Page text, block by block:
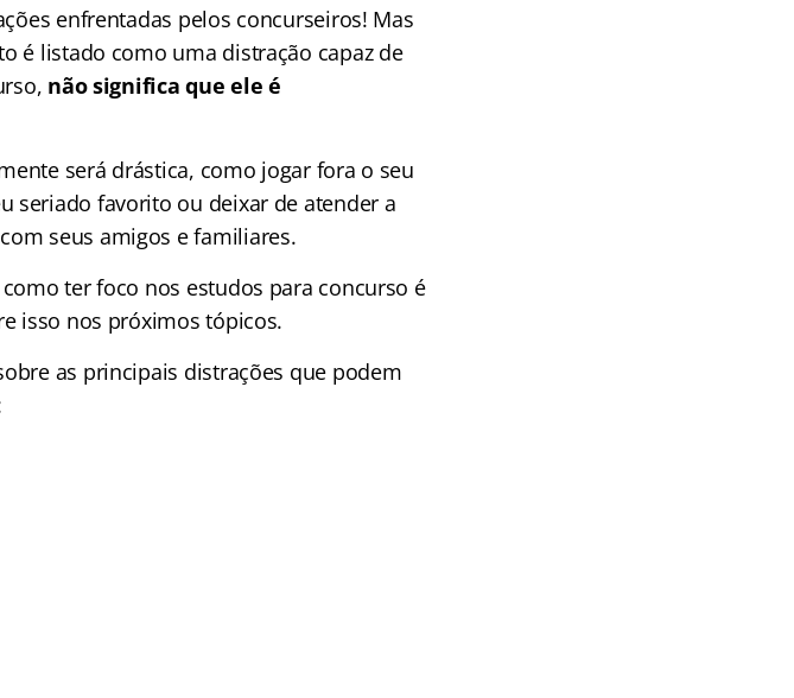
enfrentadas pelos concurseiros! Mas
é listado como uma distração capaz de
não significa que ele é
será drástica, como jogar fora o seu
seriado favorito ou deixar de atender a
seus amigos e familiares.
ter foco nos estudos para concurso é
isso nos próximos tópicos.
as principais distrações que podem